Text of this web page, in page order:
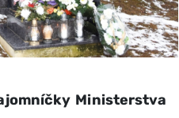
Ministerstva